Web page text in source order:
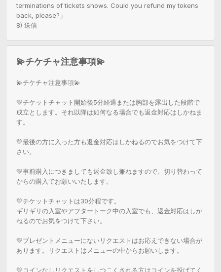
terminations of tickets shows. Could you refund my tokens
back, please?」
8) 送信
💫チケチャ注意事項💫
💫チケチャ注意事項💫
💛チケットチャット開始後5分経過または胸部を露出した段階で
成立とします。それ以降は如何なる場合でも返金対応はしかねま
す。
💛最後の方に入った方も返金対応はしかねるのでお気をつけて下
さい。
💛事前購入につきましても返金致し兼ねますので、切り替わって
からの購入でお願いいたします。
💛チケットチャットは30分程です。
ギリギリの入室やアフタートーク中の入室でも、返金対応はしか
ねるのでお気をつけて下さい。
💛プレゼントメニューにないリクエストはお応えできない場合が
あります。リクエストはメニューの中からお願いします。
💛コインなしリクエストをしつこくされる方はコインを投げてく